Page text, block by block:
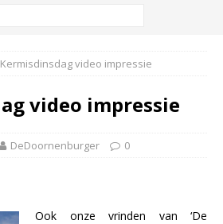
Kermisdinsdag video impressie
video impressie
DeDoornenburger 0
Ook onze vrinden van ‘De